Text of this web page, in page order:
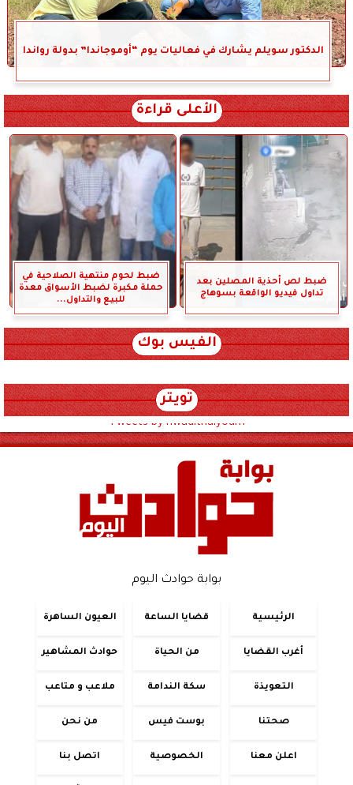
الدكتور سويلم يشارك في فعاليات يوم “أوموجاندا” بدولة رواندا
الأعلى قراءة
ضبط لص أحذية المصلين بعد
تداول فيديو الواقعة بسوهاج
ضبط لحوم منتهية الصلاحية في
حملة مكبرة لضبط الأسواق معدة
للبيع والتداول...
الفيس بوك
تويتر
Tweets by hwadithalyoum
بوابة حوادث اليوم
الرئيسية قضايا الساعة العيون الساهرة
أغرب القضايا من الحياة حوادث المشاهير
التعويذة سكة الندامة ملاعب و متاعب
صحتنا بوست فيس من نحن
اعلن معنا الخصوصية اتصل بنا